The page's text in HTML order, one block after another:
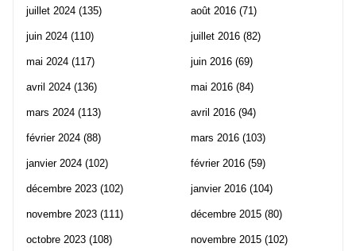
juillet 2024 (135)
juin 2024 (110)
mai 2024 (117)
avril 2024 (136)
mars 2024 (113)
février 2024 (88)
janvier 2024 (102)
décembre 2023 (102)
novembre 2023 (111)
octobre 2023 (108)
août 2016 (71)
juillet 2016 (82)
juin 2016 (69)
mai 2016 (84)
avril 2016 (94)
mars 2016 (103)
février 2016 (59)
janvier 2016 (104)
décembre 2015 (80)
novembre 2015 (102)